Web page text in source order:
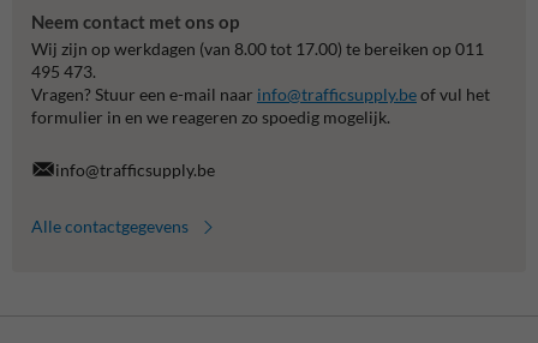
Neem contact met ons op
Wij zijn op werkdagen (van 8.00 tot 17.00) te bereiken op 011
495 473.
Vragen? Stuur een e-mail naar info@trafficsupply.beof vul het
formulier in en we reageren zo spoedig mogelijk.
info@trafficsupply.be
Alle contactgegevens